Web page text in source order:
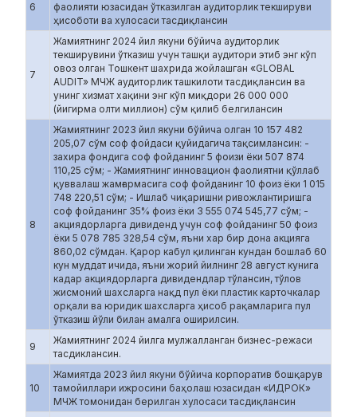
6
фаолияти юзасидан ўтказилган аудиторлик текшируви
ҳисоботи ва хулосаси тасдиқлансин
7
Жамиятнинг 2024 йил якуни бўйича аудиторлик
текширувини ўтказиш учун ташқи аудитори этиб энг кўп
овоз олган Тошкент шахрида жойлашган «GLOBAL
AUDIT» МЧЖ аудиторлик ташкилоти тасдиқлансин ва
унинг хизмат хақини энг кўп миқдори 26 000 000
(йигирма олти миллион) сўм қилиб белгилансин
8
Жамиятнинг 2023 йил якуни бўйича олган 10 157 482
205,07 сўм соф фойдаси қуйидагича тақсимлансин: -
захира фондига соф фойданинг 5 фоизи ёки 507 874
110,25 сўм; - Жамиятнинг инновацион фаолиятни қўллаб
қуввалаш жамғармасига соф фойданинг 10 фоиз ёки 1 015
748 220,51 сўм; - Ишлаб чиқаришни ривожлантиришга
соф фойданинг 35% фоиз ёки 3 555 074 545,77 сўм; -
акциядорларга дивиденд учун соф фойданинг 50 фоиз
ёки 5 078 785 328,54 сўм, яъни хар бир дона акцияга
860,02 сўмдан. Қарор кабул қилинган кундан бошлаб 60
кун муддат ичида, яъни жорий йилнинг 28 август кунига
кадар акциядорларга дивидендлар тўлансин, тўлов
жисмоний шахсларга нақд пул ёки пластик карточкалар
орқали ва юридик шахсларга ҳисоб рақамларига пул
ўтказиш йўли билан амалга оширилсин.
9
Жамиятнинг 2024 йилга мулжалланган бизнес-режаси
тасдиклансин.
10
Жамиятда 2023 йил якуни бўйича корпоратив бошқарув
тамойиллари ижросини баҳолаш юзасидан «ИДРОК»
МЧЖ томонидан берилган хулосаси тасдиқлансин